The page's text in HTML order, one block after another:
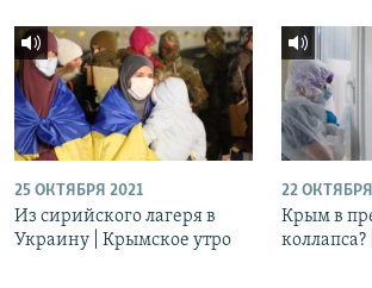
25 ОКТЯБРЯ 2021
Из сирийского лагеря в
Украину | Крымское утро
22
Крым в